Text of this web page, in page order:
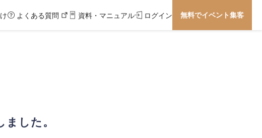
よくある質問 資料・マニュアル ログイン 無料でイベント集客
した。